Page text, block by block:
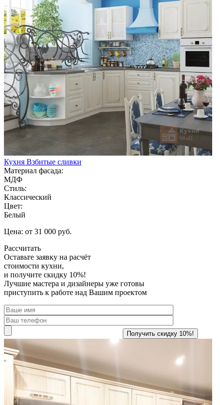
Кухня Взбитые сливки
Материал фасада:
МДФ
Стиль:
Классический
Цвет:
Белый
Цена: от 31 000 руб.
Рассчитать
Оставьте заявку на расчёт
стоимости кухни,
и получите скидку 10%!
Лучшие мастера и дизайнеры уже готовы
приступить к работе над Вашим проектом